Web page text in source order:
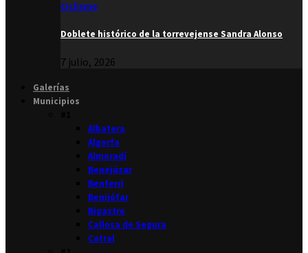
Ciclismo
Doblete histórico de la torrevejense Sandra Alonso
7 julio, 2026
Galerías
Municipios
Albatera
Algorfa
Almoradí
Benejúzar
Benferri
Benijófar
Bigastro
Callosa de Segura
Catral